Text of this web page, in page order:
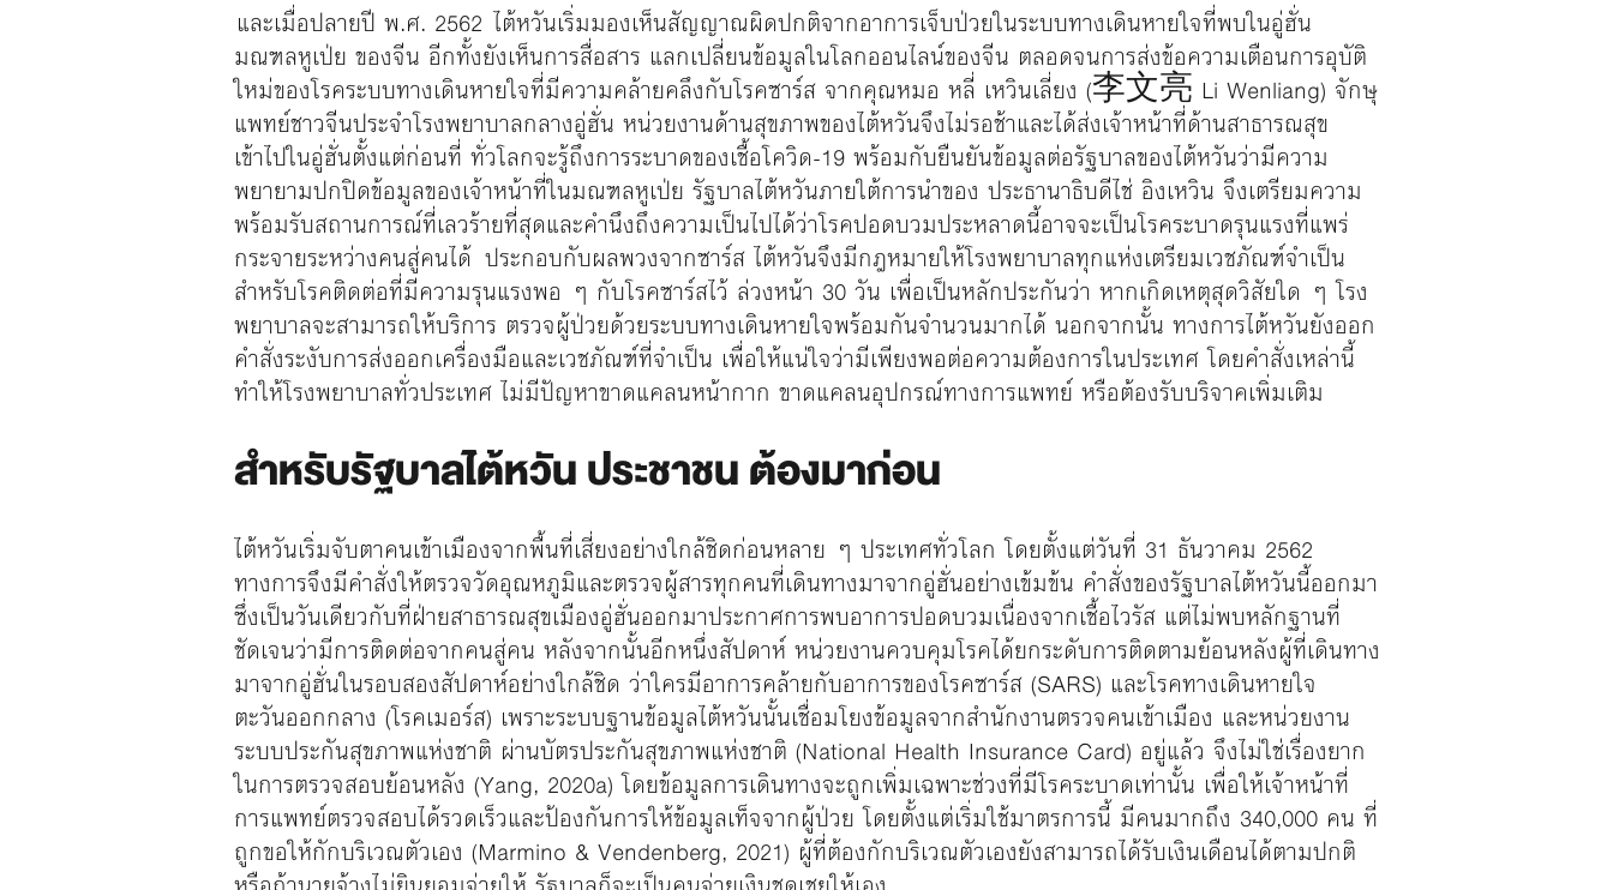
และเมื่อปลายปี พ.ศ. 2562 ไต้หวันเริ่มมองเห็นสัญญาณผิดปกติจากอาการเจ็บป่วยในระบบทางเดินหายใจที่พบในอู่ฮั่น
มณฑลหูเป่ย ของจีน อีกทั้งยังเห็นการสื่อสาร แลกเปลี่ยนข้อมูลในโลกออนไลน์ของจีน ตลอดจนการส่งข้อความเตือนการอุบัติ
ใหม่ของโรคระบบทางเดินหายใจที่มีความคล้ายคลึงกับโรคซาร์ส จากคุณหมอ หลี่ เหวินเลี่ยง (李文亮 Li Wenliang) จักษุ
แพทย์ชาวจีนประจำโรงพยาบาลกลางอู่ฮั่น หน่วยงานด้านสุขภาพของไต้หวันจึงไม่รอช้าและได้ส่งเจ้าหน้าที่ด้านสาธารณสุข
เข้าไปในอู่ฮั่นตั้งแต่ก่อนที่ ทั่วโลกจะรู้ถึงการระบาดของเชื้อโควิด-19 พร้อมกับยืนยันข้อมูลต่อรัฐบาลของไต้หวันว่ามีความ
พยายามปกปิดข้อมูลของเจ้าหน้าที่ในมณฑลหูเป่ย รัฐบาลไต้หวันภายใต้การนำของ ประธานาธิบดีไช่ อิงเหวิน จึงเตรียมความ
พร้อมรับสถานการณ์ที่เลวร้ายที่สุดและคำนึงถึงความเป็นไปได้ว่าโรคปอดบวมประหลาดนี้อาจจะเป็นโรคระบาดรุนแรงที่แพร่
กระจายระหว่างคนสู่คนได้ ประกอบกับผลพวงจากซาร์ส ไต้หวันจึงมีกฎหมายให้โรงพยาบาลทุกแห่งเตรียมเวชภัณฑ์จำเป็น
สำหรับโรคติดต่อที่มีความรุนแรงพอ ๆ กับโรคซาร์สไว้ ล่วงหน้า 30 วัน เพื่อเป็นหลักประกันว่า หากเกิดเหตุสุดวิสัยใด ๆ โรง
พยาบาลจะสามารถให้บริการ ตรวจผู้ป่วยด้วยระบบทางเดินหายใจพร้อมกันจำนวนมากได้ นอกจากนั้น ทางการไต้หวันยังออก
คำสั่งระงับการส่งออกเครื่องมือและเวชภัณฑ์ที่จำเป็น เพื่อให้แน่ใจว่ามีเพียงพอต่อความต้องการในประเทศ โดยคำสั่งเหล่านี้
ทำให้โรงพยาบาลทั่วประเทศ ไม่มีปัญหาขาดแคลนหน้ากาก ขาดแคลนอุปกรณ์ทางการแพทย์ หรือต้องรับบริจาคเพิ่มเติม
สำหรับรัฐบาลไต้หวัน ประชาชน ต้องมาก่อน
ไต้หวันเริ่มจับตาคนเข้าเมืองจากพื้นที่เสี่ยงอย่างใกล้ชิดก่อนหลาย ๆ ประเทศทั่วโลก โดยตั้งแต่วันที่ 31 ธันวาคม 2562
ทางการจึงมีคำสั่งให้ตรวจวัดอุณหภูมิและตรวจผู้สารทุกคนที่เดินทางมาจากอู่ฮั่นอย่างเข้มข้น คำสั่งของรัฐบาลไต้หวันนี้ออกมา
ซึ่งเป็นวันเดียวกับที่ฝ่ายสาธารณสุขเมืองอู่ฮั่นออกมาประกาศการพบอาการปอดบวมเนื่องจากเชื้อไวรัส แต่ไม่พบหลักฐานที่
ชัดเจนว่ามีการติดต่อจากคนสู่คน หลังจากนั้นอีกหนึ่งสัปดาห์ หน่วยงานควบคุมโรคได้ยกระดับการติดตามย้อนหลังผู้ที่เดินทาง
มาจากอู่ฮั่นในรอบสองสัปดาห์อย่างใกล้ชิด ว่าใครมีอาการคล้ายกับอาการของโรคซาร์ส (SARS) และโรคทางเดินหายใจ
ตะวันออกกลาง (โรคเมอร์ส) เพราะระบบฐานข้อมูลไต้หวันนั้นเชื่อมโยงข้อมูลจากสำนักงานตรวจคนเข้าเมือง และหน่วยงาน
ระบบประกันสุขภาพแห่งชาติ ผ่านบัตรประกันสุขภาพแห่งชาติ (National Health Insurance Card) อยู่แล้ว จึงไม่ใช่เรื่องยาก
ในการตรวจสอบย้อนหลัง (Yang, 2020a) โดยข้อมูลการเดินทางจะถูกเพิ่มเฉพาะช่วงที่มีโรคระบาดเท่านั้น เพื่อให้เจ้าหน้าที่
การแพทย์ตรวจสอบได้รวดเร็วและป้องกันการให้ข้อมูลเท็จจากผู้ป่วย โดยตั้งแต่เริ่มใช้มาตรการนี้ มีคนมากถึง 340,000 คน ที่
ถูกขอให้กักบริเวณตัวเอง (Marmino & Vendenberg, 2021) ผู้ที่ต้องกักบริเวณตัวเองยังสามารถได้รับเงินเดือนได้ตามปกติ